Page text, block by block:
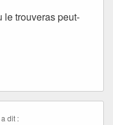
le trouveras peut-
a dit :